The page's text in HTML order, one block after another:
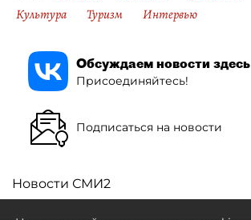
Культура
Туризм Интервью
Обсуждаем новости здесь
Присоединяйтесь!
Подписаться на новости
Новости СМИ2